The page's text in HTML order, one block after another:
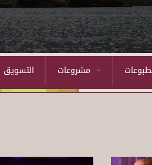
التسويق